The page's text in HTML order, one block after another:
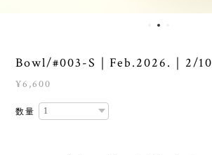
Bowl/#003-S｜Feb.2026.｜2/10
¥6,600
数量